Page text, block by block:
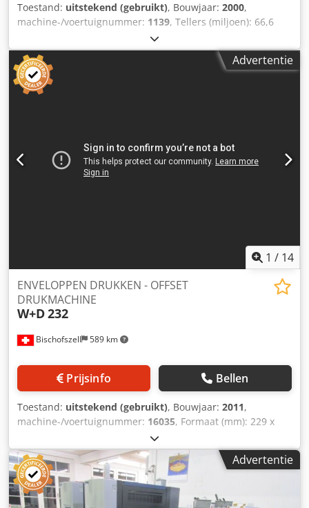
Toestand: uitstekend (gebruikt), Bouwjaar: 2000,
machine-/voertuignummer: 1139, Tellers (miljoen): 66,6
Maximale output: 15.000 vellen/uur Credpfx Aovcxwzonijf
Formaat (mm): Max. papierformaat: 520 x 375 mm // Min.
papierformaat: 100 x 105 mm Maximaal. afdrukgebied: 505
x 350 mm Papierdikte: 0,04 – 0,6 mm Bereiding van
dempingsoplossing: technotrans alpha.d Poederpistool:
Advertentie
1 / 14
Bischofszell 589 km
ENVELOPPEN DRUKKEN - OFFSET
DRUKMACHINE
W+D232
Prijsinfo Bellen
Toestand: uitstekend (gebruikt), Bouwjaar: 2011,
machine-/voertuignummer: 16035, Formaat (mm): 229 x
162 Max. Snelheid: 560 stuks / min. Papiergewicht (g/m2):
90 Tellerstand: 53000 / H Prestatiegegevens // Technische
gegevens De vermelde waarden geven de technisch
mogelijke prestaties aan bij gebruik van originele W+D
formaat onderdelen en componenten. De prestaties die in
Advertentie